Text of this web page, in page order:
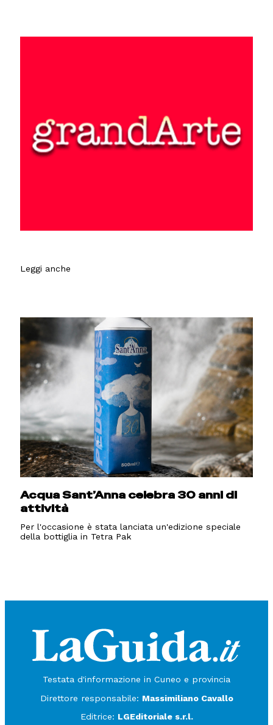
Leggi anche
Acqua Sant’Anna celebra 30 anni di
attività
Per l'occasione è stata lanciata un'edizione speciale
della bottiglia in Tetra Pak
Testata d'informazione in Cuneo e provincia
Direttore responsabile: Massimiliano Cavallo
Editrice: LGEditoriale s.r.l.